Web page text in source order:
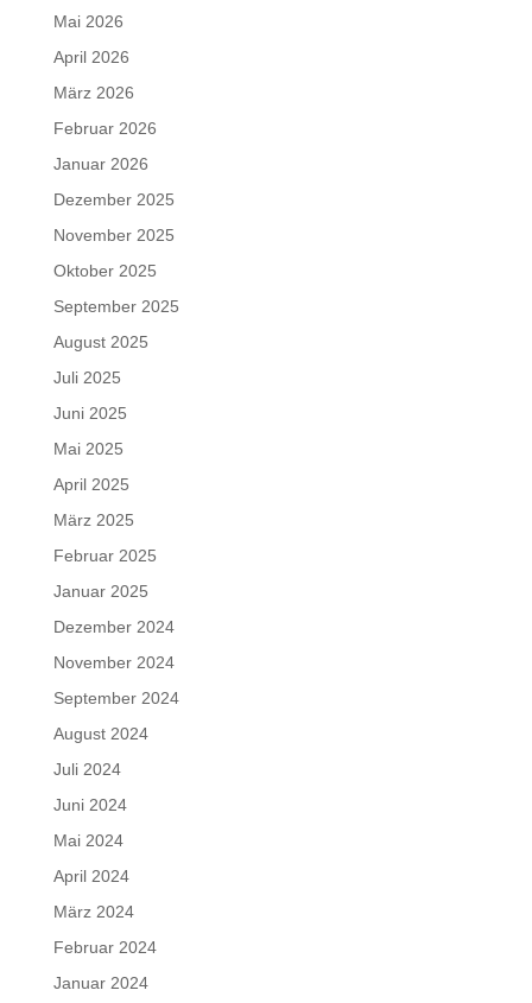
Mai 2026
April 2026
März 2026
Februar 2026
Januar 2026
Dezember 2025
November 2025
Oktober 2025
September 2025
August 2025
Juli 2025
Juni 2025
Mai 2025
April 2025
März 2025
Februar 2025
Januar 2025
Dezember 2024
November 2024
September 2024
August 2024
Juli 2024
Juni 2024
Mai 2024
April 2024
März 2024
Februar 2024
Januar 2024